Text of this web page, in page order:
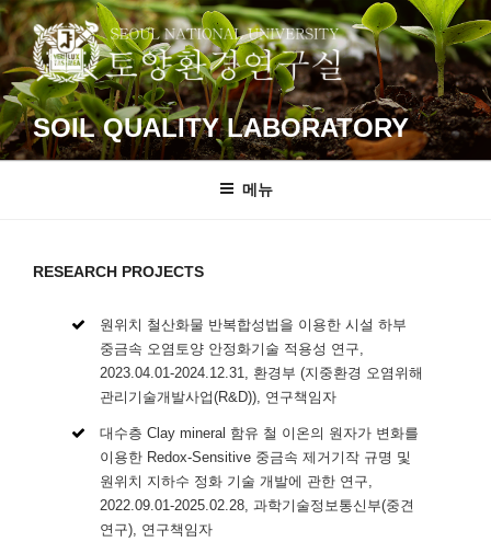
콘
텐
츠
로
바
로
SOIL QUALITY LABORATORY
메뉴
RESEARCH PROJECTS
원위치 철산화물 반복합성법을 이용한 시설 하부
중금속 오염토양 안정화기술 적용성 연구,
2023.04.01-2024.12.31, 환경부 (지중환경 오염위해
관리기술개발사업(R&D)), 연구책임자
대수층 Clay mineral 함유 철 이온의 원자가 변화를
이용한 Redox-Sensitive 중금속 제거기작 규명 및
원위치 지하수 정화 기술 개발에 관한 연구,
2022.09.01-2025.02.28, 과학기술정보통신부(중견
연구), 연구책임자